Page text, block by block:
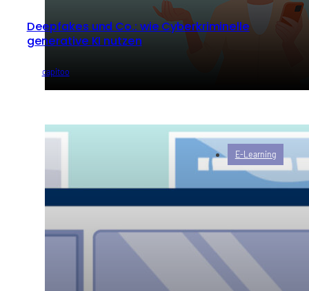
Deepfakes und Co.: wie Cyberkriminelle
generative KI nutzen
capitoo
E-Learning